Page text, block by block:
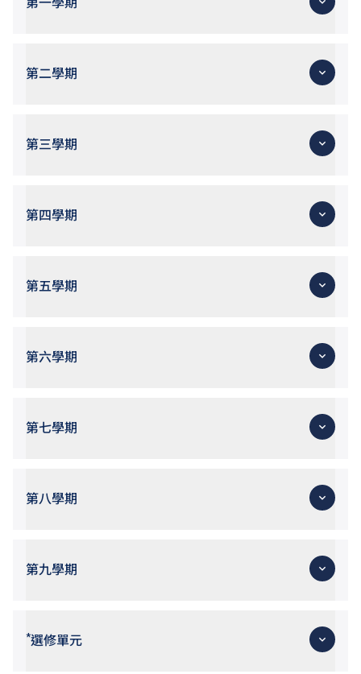
第一學期
第二學期
第三學期
第四學期
第五學期
第六學期
第七學期
第八學期
第九學期
*選修單元